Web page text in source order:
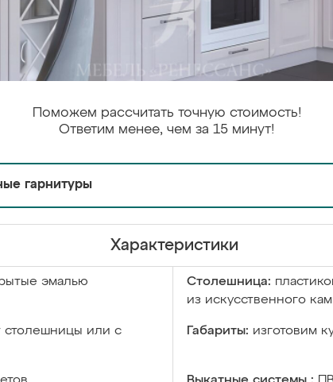
Поможем рассчитать точную стоимость!
Ответим менее, чем за 15 минут!
гарнитуры
Характеристики
эмалью Столешница:
из искусственного
или с
Габариты: изготовим